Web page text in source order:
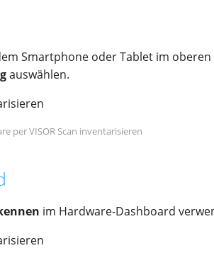
Smartphone oder Tablet im oberen
auswählen.
per VISOR Scan inventarisieren
im Hardware-Dashboard